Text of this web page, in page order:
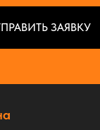
ЗАЯВКУ